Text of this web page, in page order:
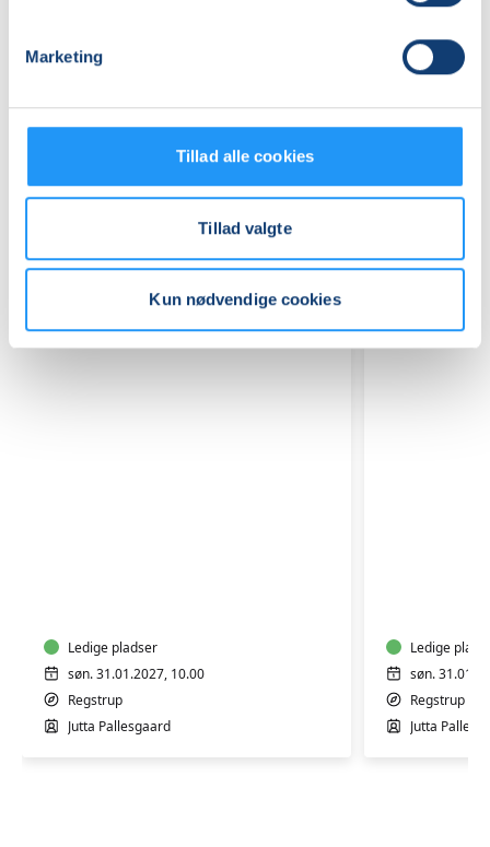
Marketing
Tillad alle cookies
Tillad valgte
Kun nødvendige cookies
Relaterede hold
Ledige pladser
søn. 31.01.2027, 10.00
Regstrup
Jutta Pallesgaard
Ledige
søn.
Regstrup
Jutta